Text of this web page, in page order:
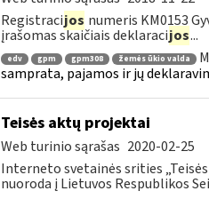
Registracijos numeris KM0153
įrašomas skaičiais deklaracijos...
edv gpm gpm308 žemės ūkio valda
samprata, pajamos ir jų
Teisės aktų projektai
Web turinio sąrašas 2020-02-25
Interneto svetainės srities
nuoroda į Lietuvos Respublikos